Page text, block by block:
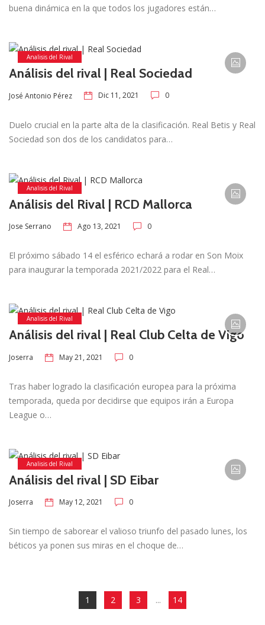
buena dinámica en la que todos los jugadores están…
Analisis del Rival
Análisis del rival | Real Sociedad
José Antonio Pérez Dic 11, 2021 0
Duelo crucial en la parte alta de la clasificación. Real Betis y Real
Sociedad son dos de los candidatos para…
Analisis del Rival
Análisis del Rival | RCD Mallorca
Jose Serrano Ago 13, 2021 0
El próximo sábado 14 el esférico echará a rodar en Son Moix
para inaugurar la temporada 2021/2022 para el Real…
Analisis del Rival
Análisis del rival | Real Club Celta de Vigo
Joserra May 21, 2021 0
Tras haber logrado la clasificación europea para la próxima
temporada, queda por decidirse que equipos irán a Europa
League o…
Analisis del Rival
Análisis del rival | SD Eibar
Joserra May 12, 2021 0
Sin tiempo de saborear el valioso triunfo del pasado lunes, los
béticos ya ponen sus miras en el choque de…
1 2 3 ... 14